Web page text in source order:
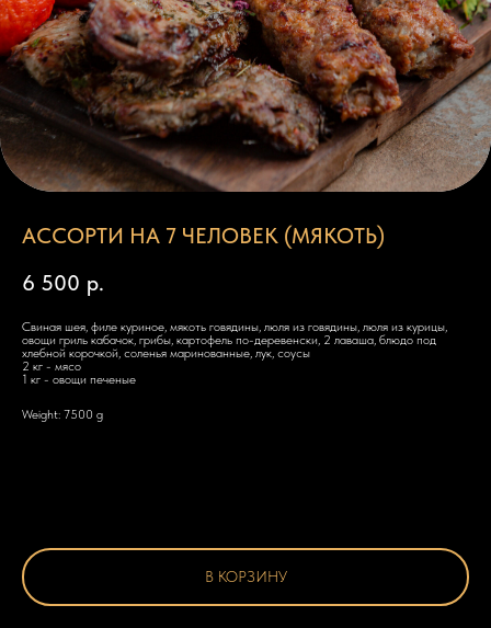
АССОРТИ НА 7 ЧЕЛОВЕК (МЯКОТЬ)
6 500 р.
В КОРЗИНУ
Свиная шея, филе куриное, мякоть говядины, люля из говядины, люля из курицы,
овощи гриль кабачок, грибы, картофель по-деревенски, 2 лаваша, блюдо под
хлебной корочкой, соленья маринованные, лук, соусы
2 кг - мясо
1 кг - овощи печеные
Weight: 7500 g